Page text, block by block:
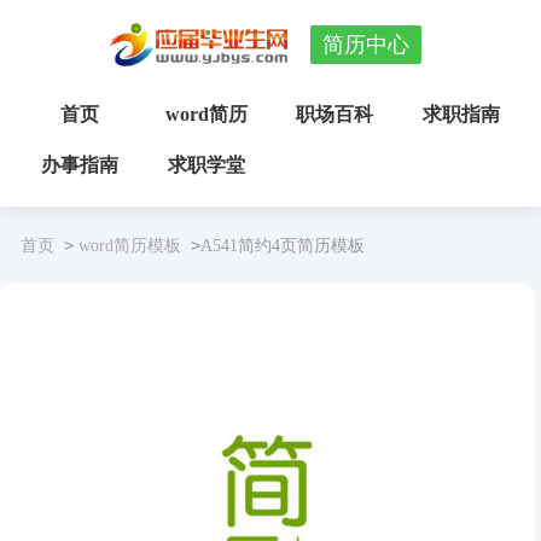
简历中心
首页 word简历 职场百科 求职指南
办事指南 求职学堂
首页 > word简历模板 >A541简约4页简历模板